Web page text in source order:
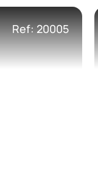
Ref: 20005